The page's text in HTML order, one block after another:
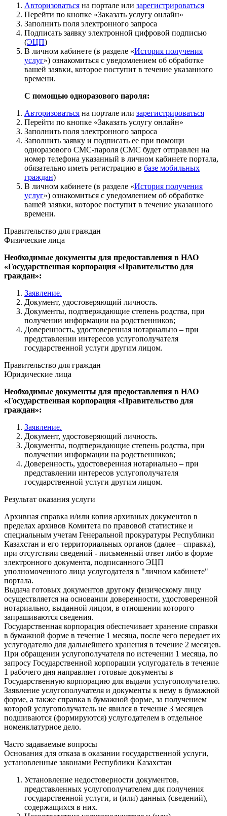
Авторизоваться на портале или зарегистрироваться
Перейти по кнопке «Заказать услугу онлайн»
Заполнить поля электронного запроса
Подписать заявку электронной цифровой подписью
(ЭЦП)
В личном кабинете (в разделе «История получения
услуг») ознакомиться с уведомлением об обработке
вашей заявки, которое поступит в течение указанного
времени.
С помощью одноразового пароля:
Авторизоваться на портале или зарегистрироваться
Перейти по кнопке «Заказать услугу онлайн»
Заполнить поля электронного запроса
Заполнить заявку и подписать ее при помощи
одноразового СМС-пароля (СМС будет отправлен на
номер телефона указанный в личном кабинете портала,
обязательно иметь регистрацию в базе мобильных
граждан)
В личном кабинете (в разделе «История получения
услуг») ознакомиться с уведомлением об обработке
вашей заявки, которое поступит в течение указанного
времени.
Правительство для граждан
Физические лица
Необходимые документы для предоставления в НАО
«Государственная корпорация «Правительство для
граждан»:
Заявление.
Документ, удостоверяющий личность.
Документы, подтверждающие степень родства, при
получении информации на родственников;
Доверенность, удостоверенная нотариально – при
представлении интересов услугополучателя
государственной услуги другим лицом.
Правительство для граждан
Юридические лица
Необходимые документы для предоставления в НАО
«Государственная корпорация «Правительство для
граждан»:
Заявление.
Документ, удостоверяющий личность.
Документы, подтверждающие степень родства, при
получении информации на родственников;
Доверенность, удостоверенная нотариально – при
представлении интересов услугополучателя
государственной услуги другим лицом.
Результат оказания услуги
Архивная справка и/или копия архивных документов в
пределах архивов Комитета по правовой статистике и
специальным учетам Генеральной прокуратуры Республики
Казахстан и его территориальных органов (далее – справка),
при отсутствии сведений - письменный ответ либо в форме
электронного документа, подписанного ЭЦП
уполномоченного лица услугодателя в "личном кабинете"
портала.
Выдача готовых документов другому физическому лицу
осуществляется на основании доверенности, удостоверенной
нотариально, выданной лицом, в отношении которого
запрашиваются сведения.
Государственная корпорация обеспечивает хранение справки
в бумажной форме в течение 1 месяца, после чего передает их
услугодателю для дальнейшего хранения в течение 2 месяцев.
При обращении услугополучателя по истечении 1 месяца, по
запросу Государственной корпорации услугодатель в течение
1 рабочего дня направляет готовые документы в
Государственную корпорацию для выдачи услугополучателю.
Заявление услугополучателя и документы к нему в бумажной
форме, а также справка в бумажной форме, за получением
которой услугополучатель не явился в течение 3 месяцев
подшиваются (формируются) услугодателем в отдельное
номенклатурное дело.
Часто задаваемые вопросы
Основания для отказа в оказании государственной услуги,
установленные законами Республики Казахстан
Установление недостоверности документов,
представленных услугополучателем для получения
государственной услуги, и (или) данных (сведений),
содержащихся в них.